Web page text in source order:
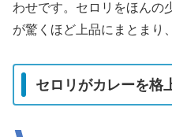
わせです。セロリをほんの
が驚くほど上品にまとまり
セロリがカレーを格